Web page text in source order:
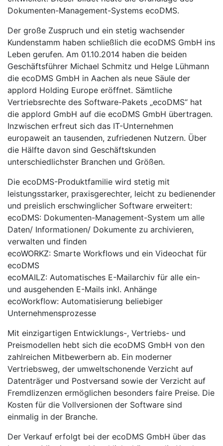
Dokumenten-Management-Systems ecoDMS.
Der große Zuspruch und ein stetig wachsender
Kundenstamm haben schließlich die ecoDMS GmbH ins
Leben gerufen. Am 01.10.2014 haben die beiden
Geschäftsführer Michael Schmitz und Helge Lühmann
die ecoDMS GmbH in Aachen als neue Säule der
applord Holding Europe eröffnet. Sämtliche
Vertriebsrechte des Software-Pakets „ecoDMS“ hat
die applord GmbH auf die ecoDMS GmbH übertragen.
Inzwischen erfreut sich das IT-Unternehmen
europaweit an tausenden, zufriedenen Nutzern. Über
die Hälfte davon sind Geschäftskunden
unterschiedlichster Branchen und Größen.
Die ecoDMS-Produktfamilie wird stetig mit
leistungsstarker, praxisgerechter, leicht zu bedienender
und preislich erschwinglicher Software erweitert:
ecoDMS: Dokumenten-Management-System um alle
Daten/ Informationen/ Dokumente zu archivieren,
verwalten und finden
ecoWORKZ: Smarte Workflows und ein Videochat für
ecoDMS
ecoMAILZ: Automatisches E-Mailarchiv für alle ein-
und ausgehenden E-Mails inkl. Anhänge
ecoWorkflow: Automatisierung beliebiger
Unternehmensprozesse
Mit einzigartigen Entwicklungs-, Vertriebs- und
Preismodellen hebt sich die ecoDMS GmbH von den
zahlreichen Mitbewerbern ab. Ein moderner
Vertriebsweg, der umweltschonende Verzicht auf
Datenträger und Postversand sowie der Verzicht auf
Fremdlizenzen ermöglichen besonders faire Preise. Die
Kosten für die Vollversionen der Software sind
einmalig in der Branche.
Der Verkauf erfolgt bei der ecoDMS GmbH über das